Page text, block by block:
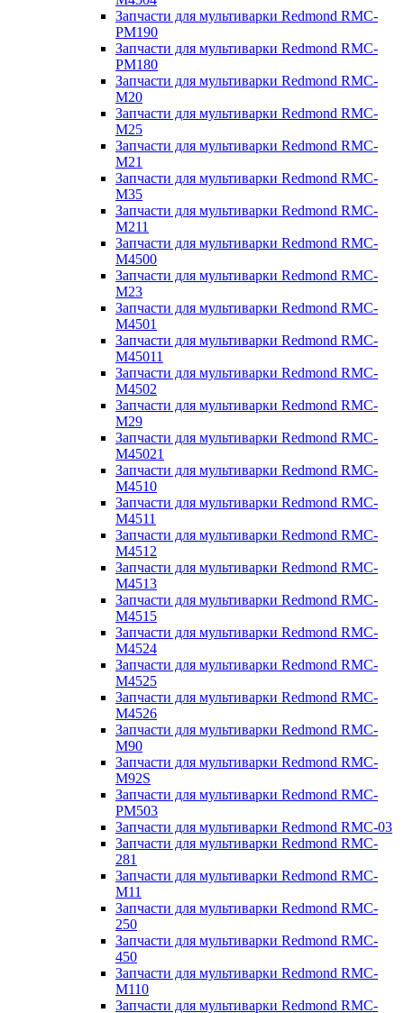
Запчасти для мультиварки Redmond RMC-
PM190
Запчасти для мультиварки Redmond RMC-
PM180
Запчасти для мультиварки Redmond RMC-
M20
Запчасти для мультиварки Redmond RMC-
M25
Запчасти для мультиварки Redmond RMC-
M21
Запчасти для мультиварки Redmond RMC-
M35
Запчасти для мультиварки Redmond RMC-
M211
Запчасти для мультиварки Redmond RMC-
M4500
Запчасти для мультиварки Redmond RMC-
M23
Запчасти для мультиварки Redmond RMC-
M4501
Запчасти для мультиварки Redmond RMC-
M45011
Запчасти для мультиварки Redmond RMC-
M4502
Запчасти для мультиварки Redmond RMC-
M29
Запчасти для мультиварки Redmond RMC-
M45021
Запчасти для мультиварки Redmond RMC-
M4510
Запчасти для мультиварки Redmond RMC-
M4511
Запчасти для мультиварки Redmond RMC-
M4512
Запчасти для мультиварки Redmond RMC-
M4513
Запчасти для мультиварки Redmond RMC-
M4515
Запчасти для мультиварки Redmond RMC-
M4524
Запчасти для мультиварки Redmond RMC-
M4525
Запчасти для мультиварки Redmond RMC-
M4526
Запчасти для мультиварки Redmond RMC-
M90
Запчасти для мультиварки Redmond RMC-
M92S
Запчасти для мультиварки Redmond RMC-
PM503
Запчасти для мультиварки Redmond RMC-03
Запчасти для мультиварки Redmond RMC-
281
Запчасти для мультиварки Redmond RMC-
M11
Запчасти для мультиварки Redmond RMC-
250
Запчасти для мультиварки Redmond RMC-
450
Запчасти для мультиварки Redmond RMC-
M110
Запчасти для мультиварки Redmond RMC-